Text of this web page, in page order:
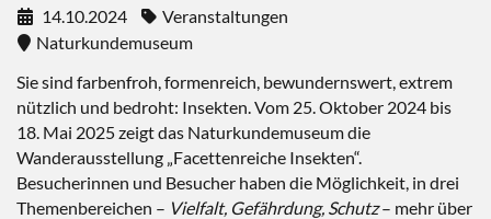
14.10.2024
Veranstaltungen
Naturkundemuseum
Sie sind farbenfroh, formenreich, bewundernswert, extrem
nützlich und bedroht: Insekten. Vom 25. Oktober 2024 bis
18. Mai 2025 zeigt das Naturkundemuseum die
Wanderausstellung „Facettenreiche Insekten“.
Besucherinnen und Besucher haben die Möglichkeit, in drei
Themenbereichen – Vielfalt, Gefährdung, Schutz– mehr über